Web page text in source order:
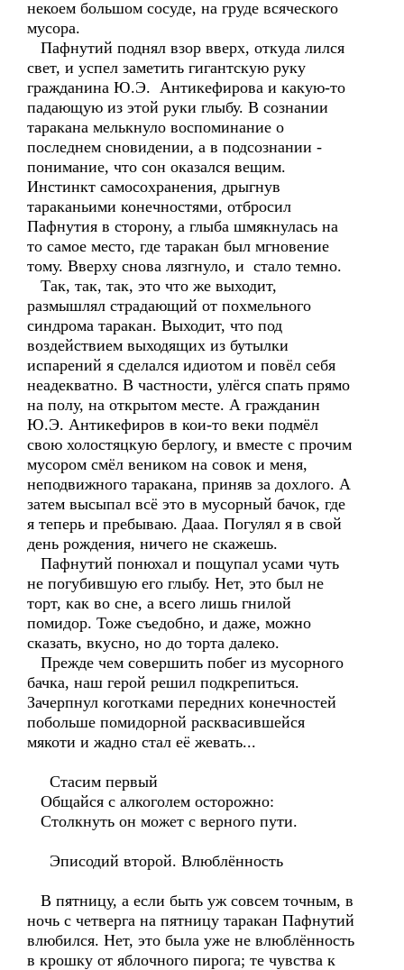
некоем большом сосуде, на груде всяческого
мусора.
Пафнутий поднял взор вверх, откуда лился
свет, и успел заметить гигантскую руку
гражданина Ю.Э. Антикефирова и какую-то
падающую из этой руки глыбу. В сознании
таракана мелькнуло воспоминание о
последнем сновидении, а в подсознании -
понимание, что сон оказался вещим.
Инстинкт самосохранения, дрыгнув
тараканьими конечностями, отбросил
Пафнутия в сторону, а глыба шмякнулась на
то самое место, где таракан был мгновение
тому. Вверху снова лязгнуло, и стало темно.
Так, так, так, это что же выходит,
размышлял страдающий от похмельного
синдрома таракан. Выходит, что под
воздействием выходящих из бутылки
испарений я сделался идиотом и повёл себя
неадекватно. В частности, улёгся спать прямо
на полу, на открытом месте. А гражданин
Ю.Э. Антикефиров в кои-то веки подмёл
свою холостяцкую берлогу, и вместе с прочим
мусором смёл веником на совок и меня,
неподвижного таракана, приняв за дохлого. А
затем высыпал всё это в мусорный бачок, где
я теперь и пребываю. Дааа. Погулял я в свой
день рождения, ничего не скажешь.
Пафнутий понюхал и пощупал усами чуть
не погубившую его глыбу. Нет, это был не
торт, как во сне, а всего лишь гнилой
помидор. Тоже съедобно, и даже, можно
сказать, вкусно, но до торта далеко.
Прежде чем совершить побег из мусорного
бачка, наш герой решил подкрепиться.
Зачерпнул коготками передних конечностей
побольше помидорной расквасившейся
мякоти и жадно стал её жевать...
Стасим первый
Общайся с алкоголем осторожно:
Столкнуть он может с верного пути.
Эписодий второй. Влюблённость
В пятницу, а если быть уж совсем точным, в
ночь с четверга на пятницу таракан Пафнутий
влюбился. Нет, это была уже не влюблённость
в крошку от яблочного пирога; те чувства к